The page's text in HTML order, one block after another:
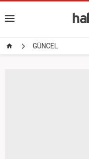
GÜNCEL